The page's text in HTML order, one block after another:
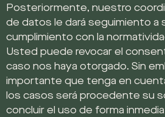
Posteriormente, nuestro
de datos le dará seguimiento a
cumplimiento con la
Usted puede revocar el
caso nos haya otorgado. Sin
importante que tenga en
los casos será procedente su
concluir el uso de forma